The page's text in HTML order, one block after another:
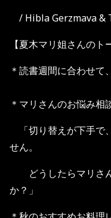
/ Hibla Gerzmava &
【夏木マリ姐さんのト
＊読書週間に合わせて
＊マリさんのお悩み相
「切り替えが下手で
せん。
どうしたらマリさ
か？」